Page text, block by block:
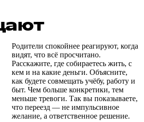
Родители спокойнее реагируют, когда
видят, что всё просчитано.
Расскажите, где собираетесь жить, с
кем и на какие деньги. Объясните,
как будете совмещать учёбу, работу и
быт. Чем больше конкретики, тем
меньше тревоги. Так вы показываете,
что переезд — не импульсивное
желание, а ответственное решение.